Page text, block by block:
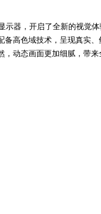
示器，开启了全新的视觉
备高色域技术，呈现真实
，动态画面更加细腻，带